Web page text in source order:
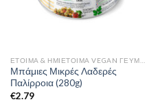
Μπάμιες Μικρές Λαδερές
Παλίρροια (280g)
€2.79